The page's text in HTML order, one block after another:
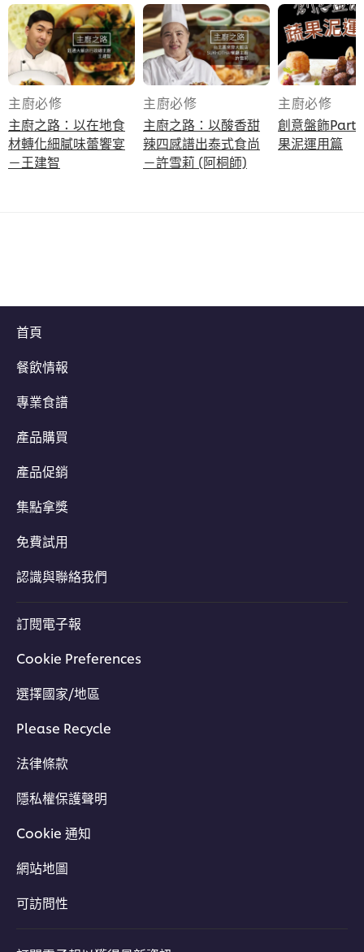
主廚必修
主廚之路：以在地食
材轉化細膩味蕾饗宴
－王建智
主廚必修
主廚之路：以酸香甜
辣四感譜出泰式食尚
－許雪莉 (阿桐師)
主廚必修
創意盤飾Part
果泥運用篇
首頁
餐飲情報
專業食譜
產品購買
產品促銷
集點拿獎
免費試用
認識與聯絡我們
訂閱電子報
Cookie Preferences
選擇國家/地區
Please Recycle
法律條款
隱私權保護聲明
Cookie 通知
網站地圖
可訪問性